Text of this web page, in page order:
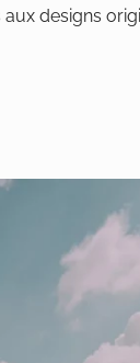
designs